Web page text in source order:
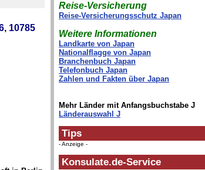
10785
Reise-Versicherung
Reise-Versicherungsschutz Japan
Weitere Informationen
Landkarte von Japan
Nationalflagge von Japan
Branchenbuch Japan
Telefonbuch Japan
Zahlen und Fakten über Japan
Mehr Länder mit Anfangsbuchstabe J
Länderauswahl J
Tips
- Anzeige -
Konsulate.de-Service